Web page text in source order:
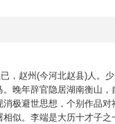
，赵州(今河北赵县)人。
晚年辞官隐居湖南衡山
极避世思想，个别作品
似。李端是大历十才子之